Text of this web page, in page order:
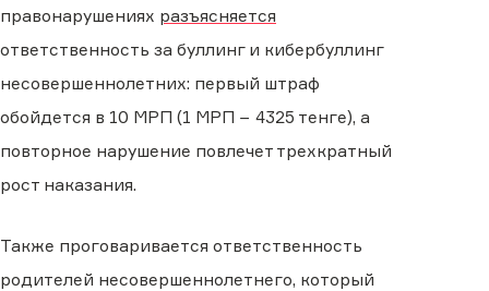
правонарушениях разъясняется
ответственность за буллинг и кибербуллинг
несовершеннолетних: первый штраф
обойдется в 10 МРП (1 МРП − 4325 тенге), а
повторное нарушение повлечет трехкратный
рост наказания.
Также проговаривается ответственность
родителей несовершеннолетнего, который